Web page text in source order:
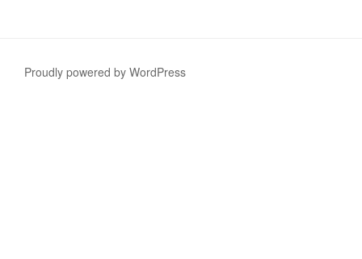
Proudly powered by WordPress